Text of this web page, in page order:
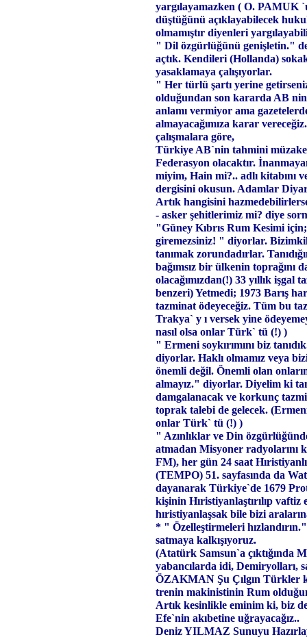
yargılayamazken ( O. PAMUK
düştüğünü açıklayabilecek
olmamıştır diyenleri
" Dil özgürlüğünü genişletin."
açtık. Kendileri (Hollanda)
yasaklamaya çalışıyorlar.
" Her türlü şartı yerine
olduğundan son kararda AB
anlamı vermiyor ama
almayacağımıza karar
çalışmalara göre,
Türkiye AB`nin tahmini
Federasyon olacaktır.
miyim, Hain mi?.. adlı kitabını
dergisini okusun. Adamlar
Artık hangisini
- asker şehitlerimiz mi? diye
"Güney Kıbrıs Rum Kesimi
giremezsiniz! " diyorlar.
tanımak zorundadırlar.
bağımsız bir ülkenin toprağını
olacağımızdan(!) 33 yıllık işgal
benzeri) Yetmedi; 1973 Barış
tazminat ödeyeceğiz. Tüm bu
Trakya` y ı versek yine
nasıl olsa onlar Türk` tü (!) )
" Ermeni soykırımını biz
diyorlar. Haklı olmamız veya
önemli değil. Önemli olan
almayız." diyorlar. Diyelim ki
damgalanacak ve korkunç
toprak talebi de gelecek.
onlar Türk` tü (!) )
" Azınlıklar ve Din
atmadan Misyoner
FM), her gün 24 saat
(TEMPO) 51. sayfasında da
dayanarak Türkiye`de 1679
kişinin Hıristiyanlaştırılıp
hıristiyanlaşsak bile bizi
* " Özelleştirmeleri
satmaya kalkışıyoruz.
(Atatürk Samsun`a çıktığında
yabancılarda idi, Demiryolları,
ÖZAKMAN Şu Çılgın Türkler
trenin makinistinin Rum
Artık kesinlikle eminim ki, biz
Efe`nin akıbetine uğrayacağız..
Deniz YILMAZ Sunuyu